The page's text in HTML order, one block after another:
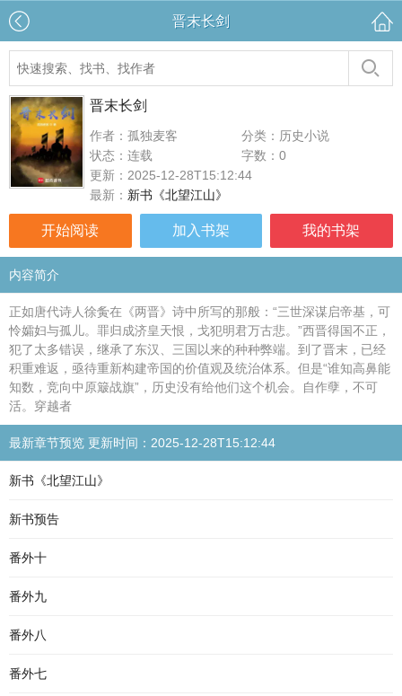
晋末长剑
晋末长剑
作者：孤独麦客
分类：历史小说
状态：连载
字数：0
更新：2025-12-28T15:12:44
最新： 新书《北望江山》
开始阅读 加入书架 我的书架
内容简介
正如唐代诗人徐夤在《两晋》诗中所写的那般：“三世深谋启帝基，可
怜孀妇与孤儿。罪归成济皇天恨，戈犯明君万古悲。”西晋得国不正，
犯了太多错误，继承了东汉、三国以来的种种弊端。到了晋末，已经
积重难返，亟待重新构建帝国的价值观及统治体系。但是“谁知高鼻能
知数，竞向中原簸战旗”，历史没有给他们这个机会。自作孽，不可
活。穿越者
最新章节预览 更新时间：2025-12-28T15:12:44
新书《北望江山》
新书预告
番外十
番外九
番外八
番外七